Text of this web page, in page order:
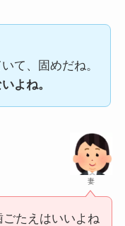
て、固めだね。
よね。
妻
ごたえはいいよね